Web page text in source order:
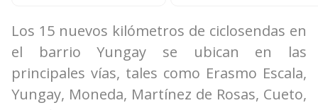
Los 15 nuevos kilómetros de ciclosendas en
el barrio Yungay se ubican en las
principales vías, tales como Erasmo Escala,
Yungay, Moneda, Martínez de Rosas, Cueto,